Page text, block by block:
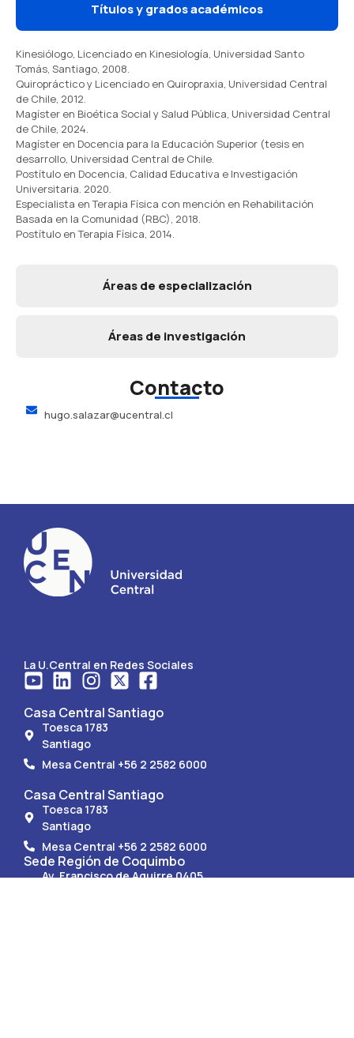
Títulos y grados académicos
Áreas de especialización
Áreas de investigación
Kinesiólogo, Licenciado en Kinesiología, Universidad Santo
Tomás, Santiago, 2008.
Quiropráctico y Licenciado en Quiropraxia, Universidad Central
de Chile, 2012.
Magíster en Bioética Social y Salud Pública, Universidad Central
de Chile, 2024.
Magíster en Docencia para la Educación Superior (tesis en
desarrollo, Universidad Central de Chile.
Postítulo en Docencia, Calidad Educativa e Investigación
Universitaria. 2020.
Especialista en Terapia Física con mención en Rehabilitación
Basada en la Comunidad (RBC), 2018.
Postítulo en Terapia Física, 2014.
Contacto
hugo.salazar@ucentral.cl
La U.Central en Redes Sociales
Casa Central Santiago
Toesca 1783
Santiago
Mesa Central +56 2 2582 6000
Casa Central Santiago
Toesca 1783
Santiago
Mesa Central +56 2 2582 6000
Sede Región de Coquimbo
Av. Francisco de Aguirre 0405